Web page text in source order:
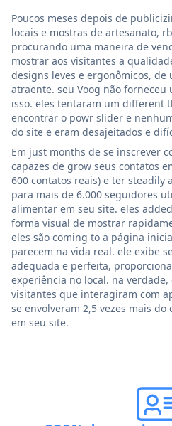
Poucos meses depois de
locais e mostras de artesanato,
procurando uma maneira de
mostrar aos visitantes a
designs leves e ergonômicos,
atraente. seu Voog não forneceu
isso. eles tentaram um different
encontrar o powr slider e
do site e eram desajeitados e
Em just months de se inscrever
capazes de grow seus contatos
600 contatos reais) e ter steadily
para mais de 6.000 seguidores
alimentar em seu site. eles
forma visual de mostrar
eles são coming to a página
parecem na vida real. ele exibe
adequada e perfeita,
experiência no local. na
visitantes que interagiram com
se envolveram 2,5 vezes mais
em seu site.